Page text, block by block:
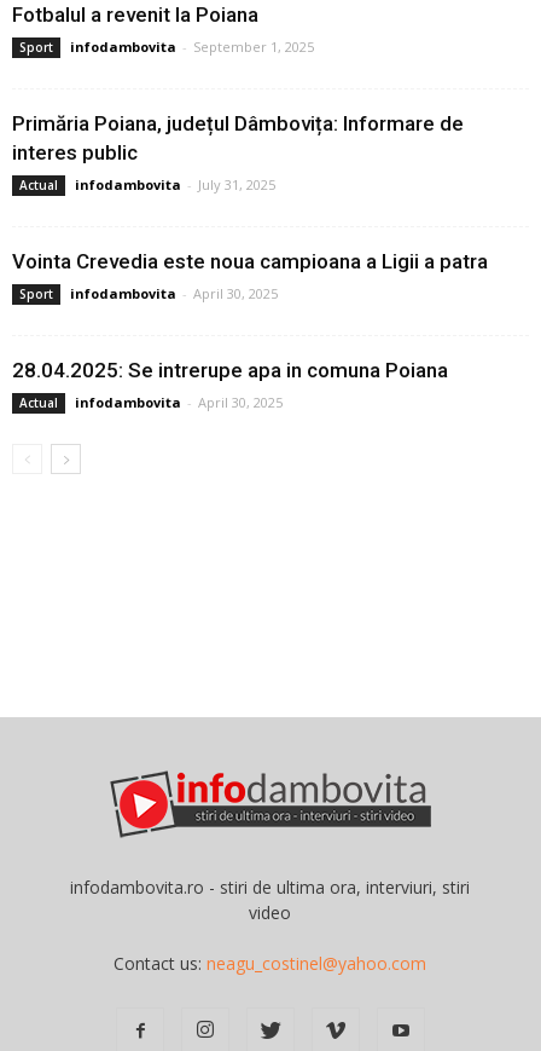
Fotbalul a revenit la Poiana
Sport infodambovita - September 1, 2025
Primăria Poiana, județul Dâmbovița: Informare de
interes public
Actual infodambovita - July 31, 2025
Vointa Crevedia este noua campioana a Ligii a patra
Sport infodambovita - April 30, 2025
28.04.2025: Se intrerupe apa in comuna Poiana
Actual infodambovita - April 30, 2025
infodambovita.ro - stiri de ultima ora, interviuri, stiri
video
Contact us:neagu_costinel@yahoo.com